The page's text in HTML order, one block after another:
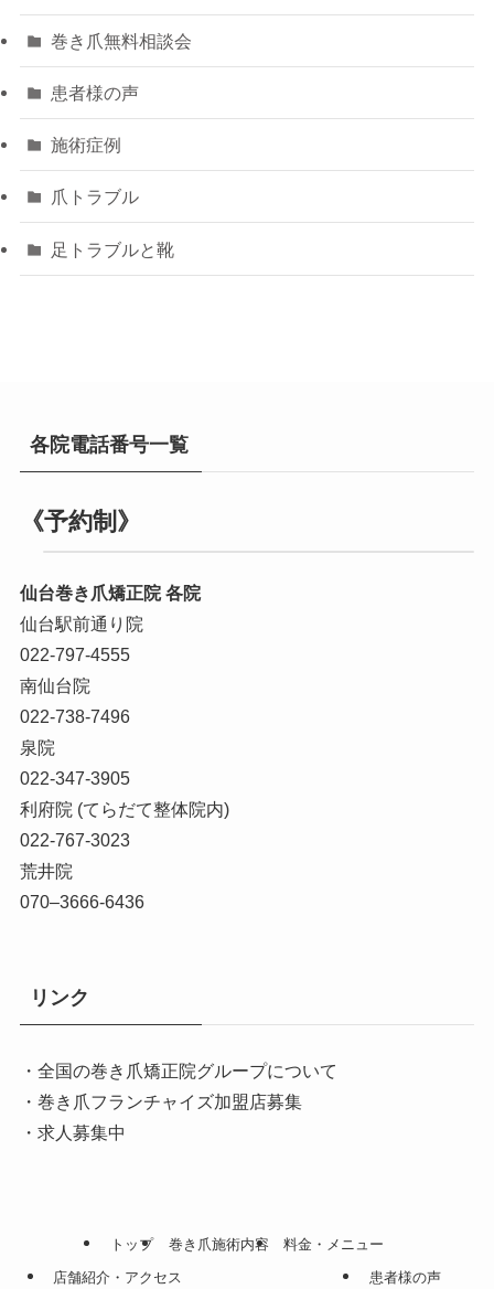
巻き爪無料相談会
患者様の声
施術症例
爪トラブル
足トラブルと靴
各院電話番号一覧
《予約制》
仙台巻き爪矯正院 各院
仙台駅前通り院
022-797-4555
南仙台院
022-738-7496
泉院
022-347-3905
利府院 (てらだて整体院内)
022-767-3023
荒井院
070–3666-6436
リンク
・全国の巻き爪矯正院グループについて
・巻き爪フランチャイズ加盟店募集
・求人募集中
トップ 巻き爪施術内容 料金・メニュー
店舗紹介・アクセス 患者様の声